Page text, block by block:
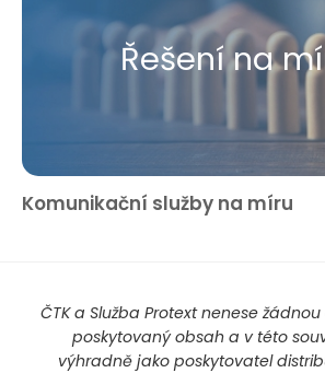
Řešení na
Komunikační služby na míru
ČTK a Služba Protext nenese
poskytovaný obsah a v této
výhradně jako poskytovatel